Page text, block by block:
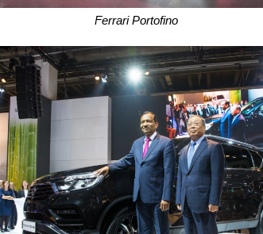
Ferrari Portofino